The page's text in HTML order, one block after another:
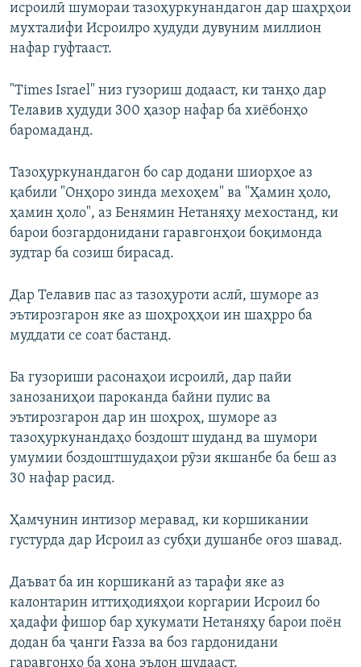
исроилӣ шумораи тазоҳуркунандагон дар шаҳрҳои
мухталифи Исроилро ҳудуди дувуним миллион
нафар гуфтааст.
"Times Israel" низ гузориш додааст, ки танҳо дар
Телавив ҳудуди 300 ҳазор нафар ба хиёбонҳо
баромаданд.
Тазоҳуркунандагон бо сар додани шиорҳое аз
қабили "Онҳоро зинда мехоҳем" ва "Ҳамин ҳоло,
ҳамин ҳоло", аз Бенямин Нетаняҳу мехостанд, ки
барои бозгардонидани гаравгонҳои боқимонда
зудтар ба созиш бирасад.
Дар Телавив пас аз тазоҳуроти аслӣ, шуморе аз
эътирозгарон яке аз шоҳроҳҳои ин шаҳрро ба
муддати се соат бастанд.
Ба гузориши расонаҳои исроилӣ, дар пайи
занозаниҳои пароканда байни пулис ва
эътирозгарон дар ин шоҳроҳ, шуморе аз
тазоҳуркунандаҳо боздошт шуданд ва шумори
умумии боздоштшудаҳои рӯзи якшанбе ба беш аз
30 нафар расид.
Ҳамчунин интизор меравад, ки коршикании
густурда дар Исроил аз субҳи душанбе оғоз шавад.
Даъват ба ин коршиканӣ аз тарафи яке аз
калонтарин иттиҳодияҳои коргарии Исроил бо
ҳадафи фишор бар ҳукумати Нетаняҳу барои поён
додан ба ҷанги Ғазза ва боз гардонидани
гаравгонҳо ба хона эълон шудааст.